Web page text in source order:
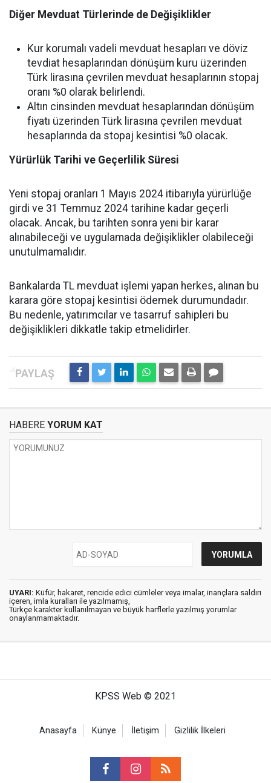
Diğer Mevduat Türlerinde de Değişiklikler
Kur korumalı vadeli mevduat hesapları ve döviz
tevdiat hesaplarından dönüşüm kuru üzerinden
Türk lirasına çevrilen mevduat hesaplarının stopaj
oranı %0 olarak belirlendi.
Altın cinsinden mevduat hesaplarından dönüşüm
fiyatı üzerinden Türk lirasına çevrilen mevduat
hesaplarında da stopaj kesintisi %0 olacak.
Yürürlük Tarihi ve Geçerlilik Süresi
Yeni stopaj oranları 1 Mayıs 2024 itibarıyla yürürlüğe
girdi ve 31 Temmuz 2024 tarihine kadar geçerli
olacak. Ancak, bu tarihten sonra yeni bir karar
alınabileceği ve uygulamada değişiklikler olabileceği
unutulmamalıdır.
Bankalarda TL mevduat işlemi yapan herkes, alınan bu
karara göre stopaj kesintisi ödemek durumundadır.
Bu nedenle, yatırımcılar ve tasarruf sahipleri bu
değişiklikleri dikkatle takip etmelidirler.
HABERE YORUM KAT
UYARI: Küfür, hakaret, rencide edici cümleler veya imalar, inançlara saldırı
içeren, imla kuralları ile yazılmamış,
Türkçe karakter kullanılmayan ve büyük harflerle yazılmış yorumlar
onaylanmamaktadır.
KPSS Web © 2021
Anasayfa Künye İletişim Gizlilik İlkeleri